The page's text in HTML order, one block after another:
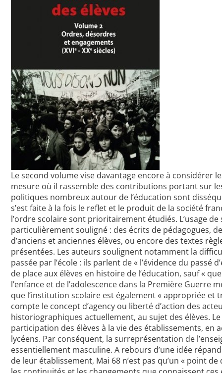
Le second volume vise davantage encore à considérer
mesure où il rassemble des contributions portant sur
politiques nombreux autour de l’éducation sont
s’est faite à la fois le reflet et le produit de la société
l’ordre scolaire sont prioritairement étudiés. L’usage
particulièrement souligné : des écrits de pédagogues,
d’anciens et anciennes élèves, ou encore des textes
présentées. Les auteurs soulignent notamment la
passée par l’école : ils parlent de « l’évidence du passé
de place aux élèves en histoire de l’éducation, sauf «
l’enfance et de l’adolescence dans la Première Guerre
que l’institution scolaire est également « appropriée et
compte le concept d’agency ou liberté d’action des
historiographiques actuellement, au sujet des élèves.
participation des élèves à la vie des établissements,
lycéens. Par conséquent, la surreprésentation de
essentiellement masculine. A rebours d’une idée
de leur établissement, Mai 68 n’est pas qu’un « point